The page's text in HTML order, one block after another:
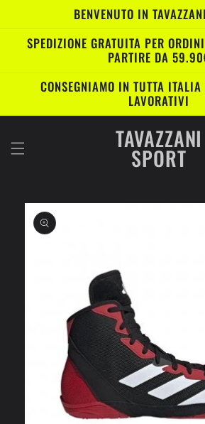
direttamenteBENVENUTO IN
SPEDIZIONE GRATUITA PER
PARTIRE DA
CONSEGNIAMO IN TUTTA
LAVORATIVI
TAVAZZANI
SPORT
Passa alle
informazioni
sul prodotto